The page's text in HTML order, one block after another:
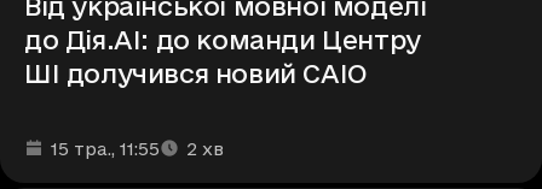
Від української мовної моделі
до Дія.AI: до команди Центру
ШІ долучився новий CАІO
Дата та час публікації
15 тра., 11:55
Час читання: 2 хв